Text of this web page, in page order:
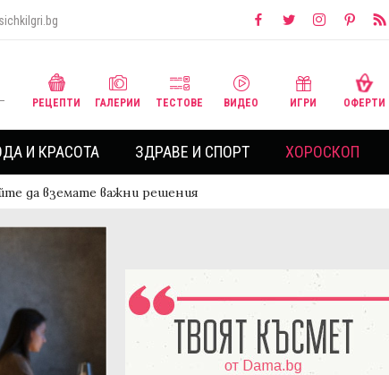
РЕЦЕПТИ ГАЛЕРИИ ТЕСТОВЕ ВИДЕО ИГРИ ОФЕРТИ
И КРАСОТА ЗДРАВЕ И СПОРТ ХОРОСКОП
да вземате важни решения